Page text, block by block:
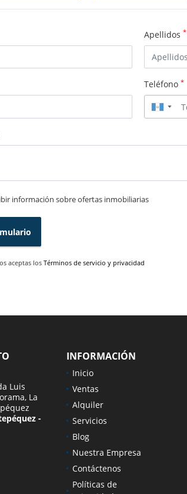
Apellidos *
Teléfono *
▼
información sobre ofertas inmobiliarias
aceptas losTérminos de servicio y privacidad
Luis
La
-
INFORMACIÓN
Inicio
Ventas
Alquiler
Servicios
Blog
Nuestra Empresa
Contáctenos
Políticas de